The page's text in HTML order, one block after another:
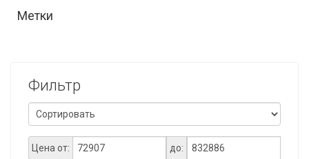
Метки
Фильтр
Цена от: до: